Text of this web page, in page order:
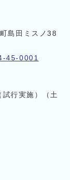
島田ミスノ38
45-0001
行実施）（土